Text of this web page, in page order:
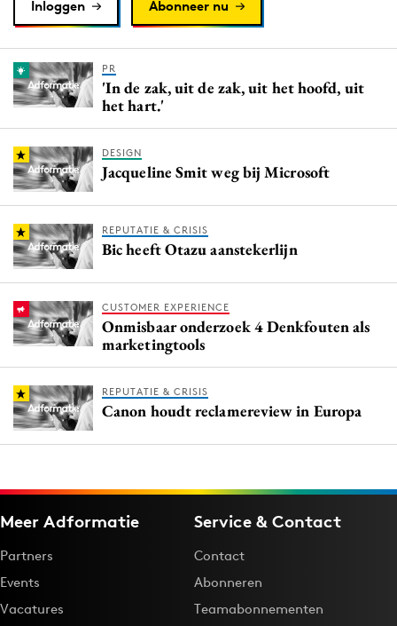
Reputatie & crisis
Inloggen Abonneer nu
PR
'In de zak, uit de zak, uit het hoofd, uit
het hart.'
DESIGN
Jacqueline Smit weg bij Microsoft
REPUTATIE & CRISIS
Bic heeft Otazu aanstekerlijn
CUSTOMER EXPERIENCE
Onmisbaar onderzoek 4 Denkfouten als
marketingtools
REPUTATIE & CRISIS
Canon houdt reclamereview in Europa
Meer Adformatie
Partners
Events
Vacatures
Service & Contact
Contact
Abonneren
Teamabonnementen